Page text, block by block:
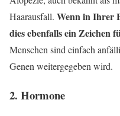
Haarausfall. Wenn in Ihrer
dies ebenfalls ein Zeichen
Menschen sind einfach
Genen weitergegeben wird.
2. Hormone